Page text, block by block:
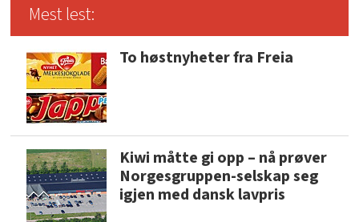
Mest lest:
To høstnyheter fra Freia
Kiwi måtte gi opp – nå prøver
Norgesgruppen-selskap seg
igjen med dansk lavpris